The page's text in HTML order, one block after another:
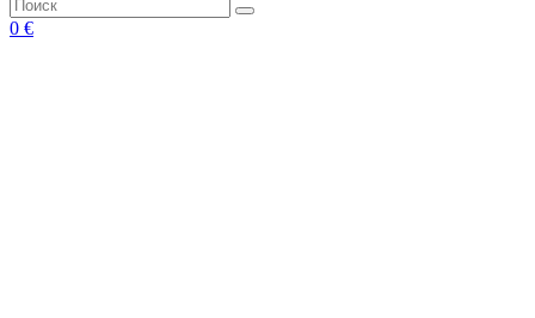
0 €